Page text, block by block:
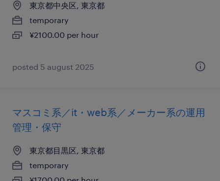
東京都中央区, 東京都
temporary
¥2100.00 per hour
posted 5 august 2025
マスコミ系／it・web系／メーカー系の運用
管理・保守
東京都目黒区, 東京都
temporary